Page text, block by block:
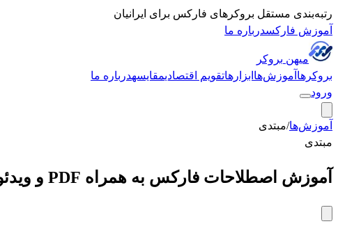
رتبه‌بندی مستقل بروکرهای فارکس برای ایرانیان
آموزش فارکسدرباره ما
میهن بروکر
بروکرها آموزش‌ها ابزارهاتقویم اقتصادیمقایسهدرباره ما
ورود
آموزش‌ها/مبتدی
مبتدی
آموزش اصطلاحات فارکس به همراه PDF و ویدئو